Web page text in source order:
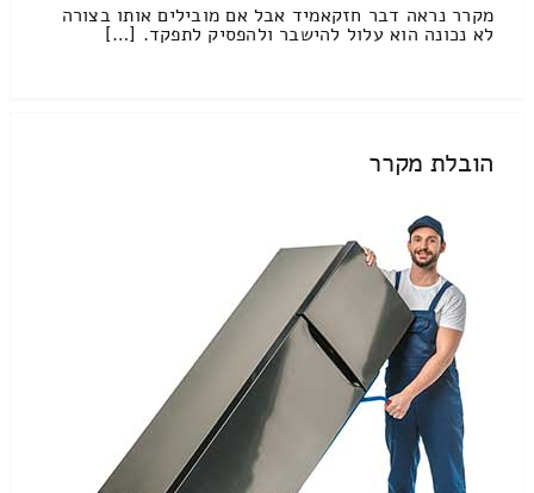
מקרר נראה דבר חזקאמיד אבל אם מובילים אותו בצורה
לא נכונה הוא עלול להישבר ולהפסיק לתפקד. […]
הובלת מקרר